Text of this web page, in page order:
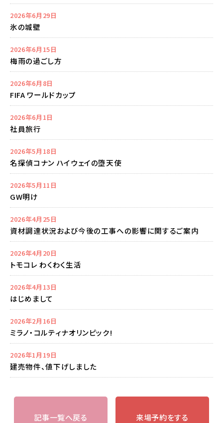
2026年6月29日
氷の城壁
2026年6月15日
梅雨の過ごし方
2026年6月8日
FIFA ワールドカップ
2026年6月1日
社員旅行
2026年5月18日
名探偵コナン ハイウェイの堕天使
2026年5月11日
GW明け
2026年4月25日
資材調達状況および今後の工事への影響に関するご案内
2026年4月20日
トモコレ わくわく生活
2026年4月13日
はじめまして
2026年2月16日
ミラノ・コルティナオリンピック!
2026年1月19日
建売物件、値下げしました
記事一覧へ戻る 来場予約をする